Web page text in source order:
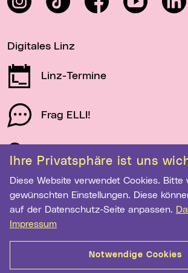
Ihre Privatsphäre ist uns
Diese Website verwendet Cookies. Bitte wählen Sie Ihre
gewünschten Einstellungen. Diese
auf der Datenschutz-Seite anpassen.
Impressum
Notwendige Cookies
Digitales Linz
Linz-Termine
Frag ELLI!
Schau auf Linz
Newsletter-Anmeldung
E-Mail-Adresse eingeben
Anmelden